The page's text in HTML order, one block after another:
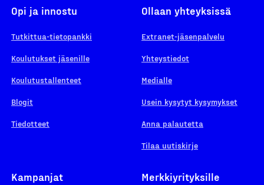
Opi ja innostu
Tutkittua-tietopankki
Koulutukset jäsenille
Koulutustallenteet
Blogit
Tiedotteet
Ollaan yhteyksissä
Extranet-jäsenpalvelu
Yhteystiedot
Medialle
Usein kysytyt kysymykset
Anna palautetta
Tilaa uutiskirje
Kampanjat Merkkiyrityksille